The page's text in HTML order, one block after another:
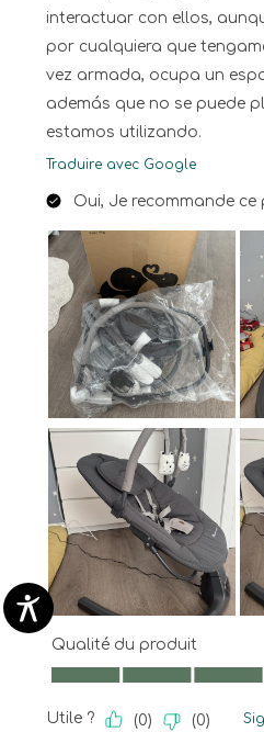
interactuar con ellos,
por cualquiera que
vez armada, ocupa un
además que no se puede
estamos utilizando.
Traduire avec Google
Oui, Je recommande ce
Qualité du produit
Qualité du produit, 5.0 sur 5
Utile ? (0) (0)